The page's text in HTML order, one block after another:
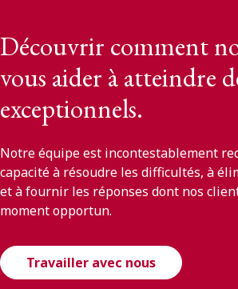
Découvrir comment
vous aider à atteindre
exceptionnels.
Notre équipe est incontestablement
capacité à résoudre les difficultés, à
et à fournir les réponses dont nos
moment opportun.
Travailler avec nous